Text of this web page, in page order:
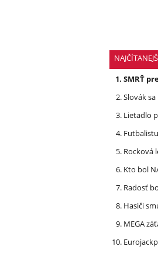
SMRŤ
Slovák
Lietadlo
Rocková
Kto bol
Radosť
Hasiči
MEGA